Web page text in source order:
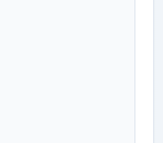
LC1240Y